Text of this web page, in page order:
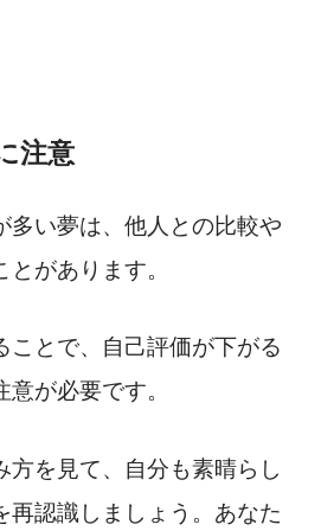
注意
多い夢は、他人との比較や
があります。
ことで、自己評価が下がる
が必要です。
方を見て、自分も素晴らし
再認識しましょう。あなた